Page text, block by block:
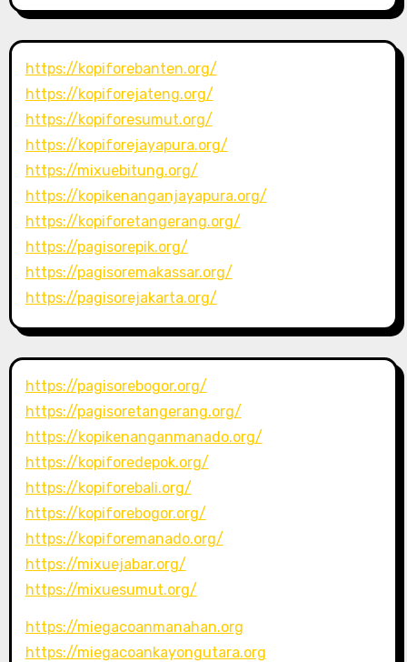
https://kopiforebanten.org/
https://kopiforejateng.org/
https://kopiforesumut.org/
https://kopiforejayapura.org/
https://mixuebitung.org/
https://kopikenanganjayapura.org/
https://kopiforetangerang.org/
https://pagisorepik.org/
https://pagisoremakassar.org/
https://pagisorejakarta.org/
https://pagisorebogor.org/
https://pagisoretangerang.org/
https://kopikenanganmanado.org/
https://kopiforedepok.org/
https://kopiforebali.org/
https://kopiforebogor.org/
https://kopiforemanado.org/
https://mixuejabar.org/
https://mixuesumut.org/
https://miegacoanmanahan.org
https://miegacoankayongutara.org